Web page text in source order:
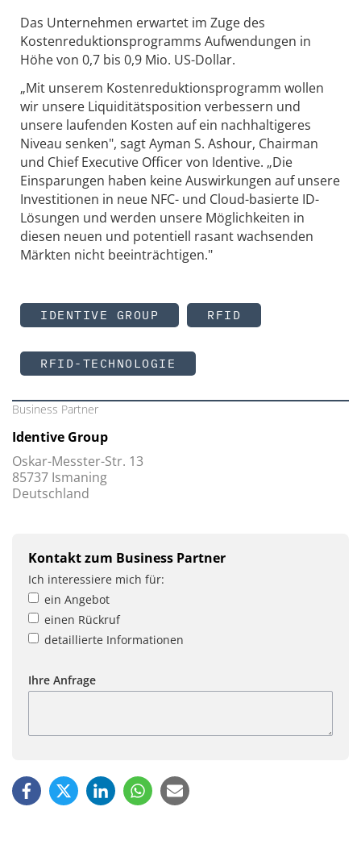
Das Unternehmen erwartet im Zuge des
Kostenreduktionsprogramms Aufwendungen in
Höhe von 0,7 bis 0,9 Mio. US-Dollar.
„Mit unserem Kostenreduktionsprogramm wollen
wir unsere Liquiditätsposition verbessern und
unsere laufenden Kosten auf ein nachhaltigeres
Niveau senken", sagt Ayman S. Ashour, Chairman
und Chief Executive Officer von Identive. „Die
Einsparungen haben keine Auswirkungen auf unsere
Investitionen in neue NFC- und Cloud-basierte ID-
Lösungen und werden unsere Möglichkeiten in
diesen neuen und potentiell rasant wachsenden
Märkten nicht beeinträchtigen."
IDENTIVE GROUP RFID
RFID-TECHNOLOGIE
Business Partner
Identive Group
Oskar-Messter-Str. 13
85737 Ismaning
Deutschland
Kontakt zum Business Partner
Ich interessiere mich für:
ein Angebot
einen Rückruf
detaillierte Informationen
Ihre Anfrage